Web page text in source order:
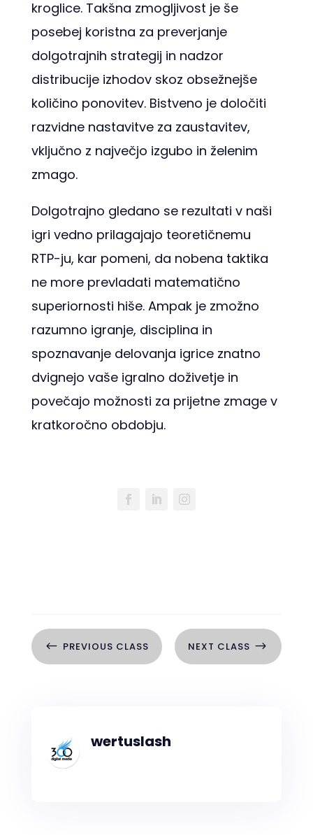
kroglice. Takšna zmogljivost je še
posebej koristna za preverjanje
dolgotrajnih strategij in nadzor
distribucije izhodov skoz obsežnejše
količino ponovitev. Bistveno je določiti
razvidne nastavitve za zaustavitev,
vključno z največjo izgubo in želenim
zmago.
Dolgotrajno gledano se rezultati v naši
igri vedno prilagajajo teoretičnemu
RTP-ju, kar pomeni, da nobena taktika
ne more prevladati matematično
superiornosti hiše. Ampak je zmožno
razumno igranje, disciplina in
spoznavanje delovanja igrice znatno
dvignejo vaše igralno doživetje in
povečajo možnosti za prijetne zmage v
kratkoročno obdobju.
# PREVIOUS CLASS NEXT CLASS $
wertuslash